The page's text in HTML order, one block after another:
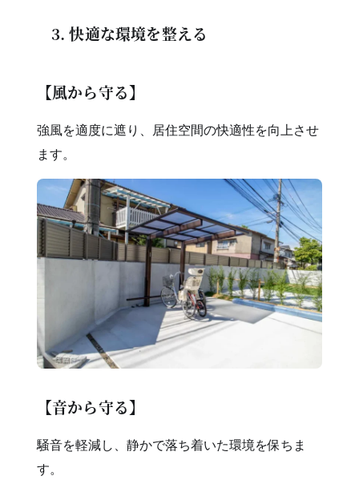
3. 快適な環境を整える
【風から守る】
強風を適度に遮り、居住空間の快適性を向上させ
ます。
【音から守る】
騒音を軽減し、静かで落ち着いた環境を保ちま
す。